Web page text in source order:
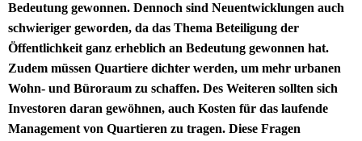
Bedeutung gewonnen. Dennoch sind Neuentwicklungen auch
schwieriger geworden, da das Thema Beteiligung der
Öffentlichkeit ganz erheblich an Bedeutung gewonnen hat.
Zudem müssen Quartiere dichter werden, um mehr urbanen
Wohn- und Büroraum zu schaffen. Des Weiteren sollten sich
Investoren daran gewöhnen, auch Kosten für das laufende
Management von Quartieren zu tragen. Diese Fragen